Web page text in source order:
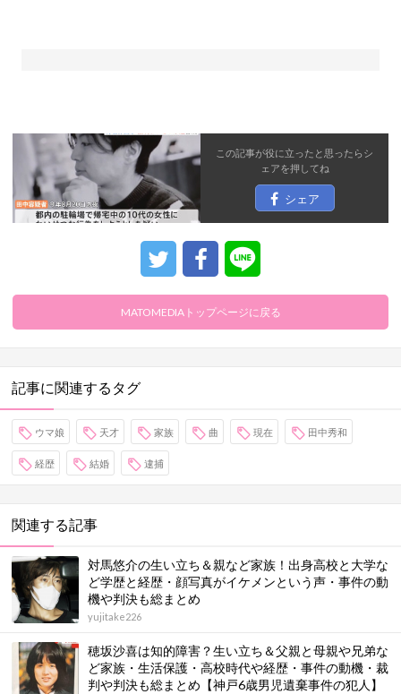
この記事が役に立ったと思ったらシ
ェアを押してね
シェア
MATOMEDIAトップページに戻る
記事に関連するタグ
ウマ娘 天才 家族 曲 現在 田中秀和
経歴 結婚 逮捕
関連する記事
対馬悠介の生い立ち＆親など家族！出身高校と大学な
ど学歴と経歴・顔写真がイケメンという声・事件の動
機や判決も総まとめ
yujitake226
穂坂沙喜は知的障害？生い立ち＆父親と母親や兄弟な
ど家族・生活保護・高校時代や経歴・事件の動機・裁
判や判決も総まとめ【神戸6歳男児遺棄事件の犯人】